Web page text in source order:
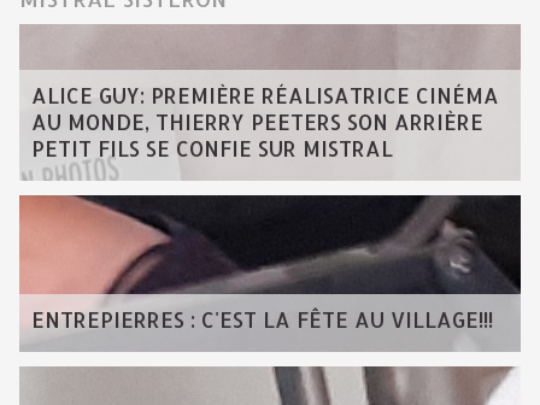
ALICE GUY: PREMIÈRE RÉALISATRICE CINÉMA
AU MONDE, THIERRY PEETERS SON ARRIÈRE
PETIT FILS SE CONFIE SUR MISTRAL
ENTREPIERRES : C'EST LA FÊTE AU VILLAGE!!!